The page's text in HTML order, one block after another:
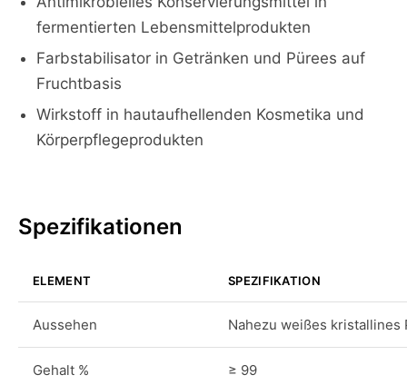
fermentierten Lebensmittelprodukten
Farbstabilisator in Getränken und Pürees auf
Fruchtbasis
Wirkstoff in hautaufhellenden Kosmetika und
Körperpflegeprodukten
Spezifikationen
ELEMENT SPEZIFIKATION
Aussehen Nahezu weißes kristallines
Gehalt % ≥ 99